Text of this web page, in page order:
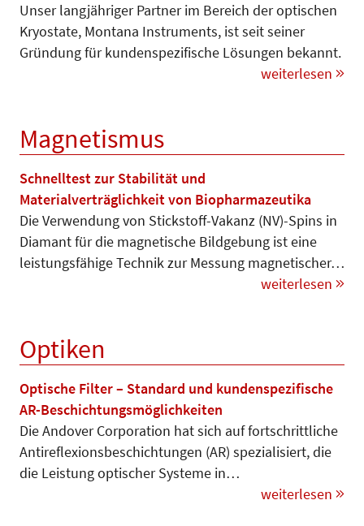
Unser langjähriger Partner im Bereich der optischen
Kryostate, Montana Instruments, ist seit seiner
Gründung für kundenspezifische Lösungen bekannt.
weiterlesen
Magnetismus
Schnelltest zur Stabilität und
Materialverträglichkeit von Biopharmazeutika
Die Verwendung von Stickstoff-Vakanz (NV)-Spins in
Diamant für die magnetische Bildgebung ist eine
leistungsfähige Technik zur Messung magnetischer…
weiterlesen
Optiken
Optische Filter – Standard und kundenspezifische
AR-Beschichtungsmöglichkeiten
Die Andover Corporation hat sich auf fortschrittliche
Antireflexionsbeschichtungen (AR) spezialisiert, die
die Leistung optischer Systeme in…
weiterlesen